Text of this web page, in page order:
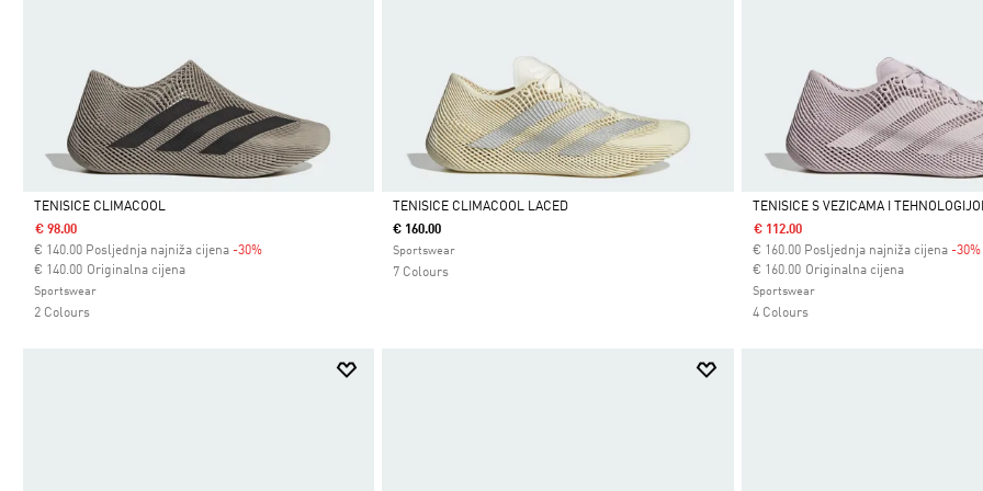
Da
TENISICE CLIMACOOL
€ 98.00
€ 140.00 Posljednja najniža cijena -30%
Originalna cijena
Cijena umanjena od
€ 140.00za
Sportswear
2 Colours
Da
TENISICE CLIMACOOL LACED
€ 160.00
Sportswear
7 Colours
Da
TENISICE S VEZICAMA I
€ 112.00
€ 160.00 Posljednja najniža cijena -30%
Originalna cijena
Cijena umanjena od
€ 160.00za
Sportswear
4 Colours